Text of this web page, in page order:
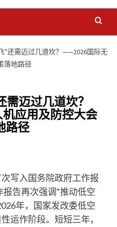
”还需迈过几道坎？——2026国际无
落地路径
迈过几道坎？
应用及防控大会
路径
写入国务院政府工作报
告再次强调“推动低空
年，国家发改委低空
运作阶段。短短三年，